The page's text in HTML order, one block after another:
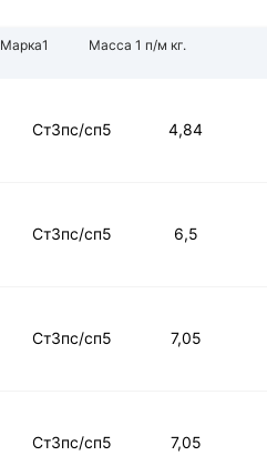
Марка1 Масса 1 п/м кг.
Ст3пс/сп5 4,84
Ст3пс/сп5 6,5
Ст3пс/сп5 7,05
Ст3пс/сп5 7,05